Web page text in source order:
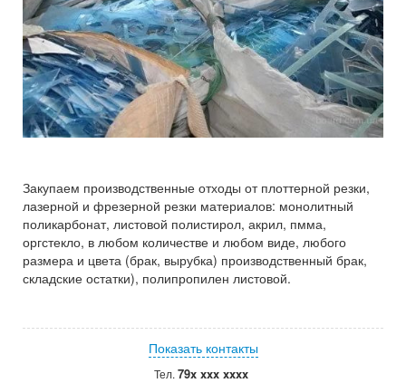
Закупаем производственные отходы от плоттерной резки,
лазерной и фрезерной резки материалов: монолитный
поликарбонат, листовой полистирол, акрил, пмма,
оргстекло, в любом количестве и любом виде, любого
размера и цвета (брак, вырубка) производственный брак,
складские остатки), полипропилен листовой.
Показать контакты
Тел. 79x xxx xxxx